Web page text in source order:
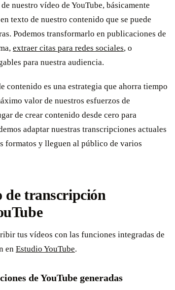
nuestro vídeo de YouTube, básicamente
texto de nuestro contenido que se puede
Podemos transformarlo en publicaciones de
extraer citas para redes sociales, o
para nuestra audiencia.
contenido es una estrategia que ahorra tiempo
valor de nuestros esfuerzos de
de crear contenido desde cero para
adaptar nuestras transcripciones actuales
formatos y lleguen al público de varios
de transcripción
tus vídeos con las funciones integradas de
en Estudio YouTube.
de YouTube generadas